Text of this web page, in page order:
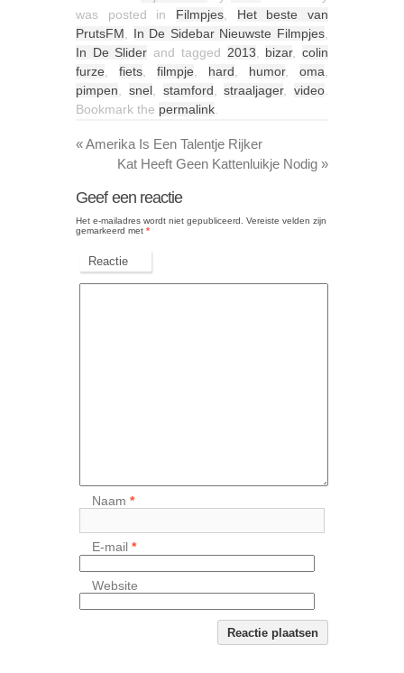
was posted in Filmpjes
Het beste van
PrutsFM
In De Sidebar Nieuwste Filmpjes
In De Slider and tagged 2013 bizar,colin
furze
fiets filmpje hard humor, oma
pimpen
snel, stamford ,straaljager, video
Bookmark the permalink
«Amerika Is Een Talentje Rijker
Kat Heeft Geen Kattenluikje Nodig »
Geef een reactie
Het e-mailadres wordt niet gepubliceerd.
Vereiste velden zijn
gemarkeerd met *
Reactie
Naam*
E-mail*
Website